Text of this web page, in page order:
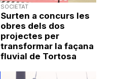
SOCIETAT
Surten a concurs les
obres dels dos
projectes per
transformar la façana
fluvial de Tortosa